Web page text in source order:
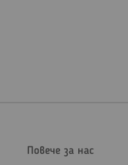
Повече за нас